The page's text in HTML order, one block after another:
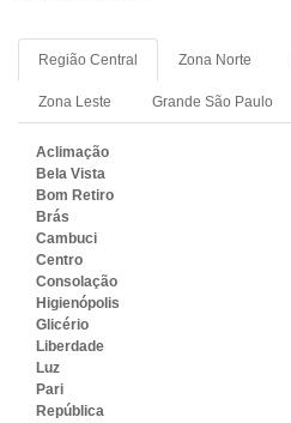
Região Central Zona Norte
Zona Leste Grande São Paulo
Aclimação
Bela Vista
Bom Retiro
Brás
Cambuci
Centro
Consolação
Higienópolis
Glicério
Liberdade
Luz
Pari
República